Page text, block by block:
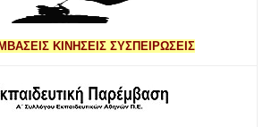
ΚΙΝΗΣΕΙΣ ΣΥΣΠΕΙΡΩΣΕΙΣ